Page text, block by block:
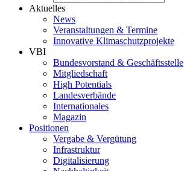
Aktuelles
News
Veranstaltungen & Termine
Innovative Klimaschutzprojekte
VBI
Bundesvorstand & Geschäftsstelle
Mitgliedschaft
High Potentials
Landesverbände
Internationales
Magazin
Positionen
Vergabe & Vergütung
Infrastruktur
Digitalisierung